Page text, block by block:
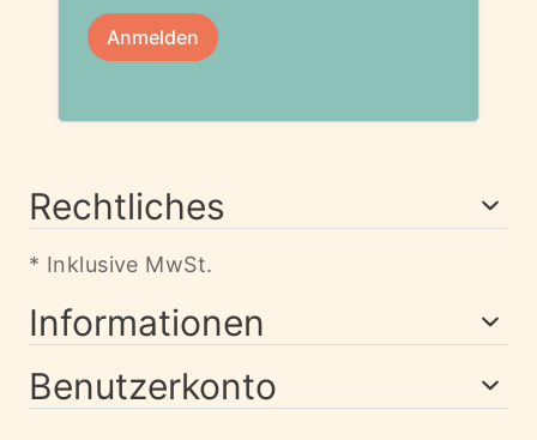
Rechtliches
* Inklusive MwSt.
Informationen
Benutzerkonto